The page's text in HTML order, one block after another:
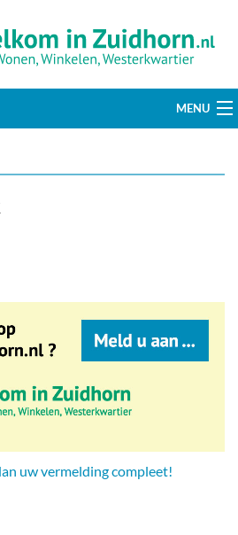
MENU
uw vermelding compleet!